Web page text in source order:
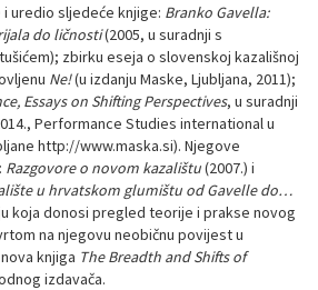
uredio sljedeće knjige: Branko Gavella:
do ličnosti(2005, u suradnji s
zbirku eseja o slovenskoj kazališnoj
Ne!(u izdanju Maske, Ljubljana, 2011);
Essays on Shifting Perspectives, u suradnji
Performance Studies international u
http://www.maska.si). Njegove
Razgovore o novom kazalištu(2007.) i
u hrvatskom glumištu od Gavelle do…
koja donosi pregled teorije i prakse novog
na njegovu neobičnu povijest u
knjiga The Breadth and Shifts of
izdavača.